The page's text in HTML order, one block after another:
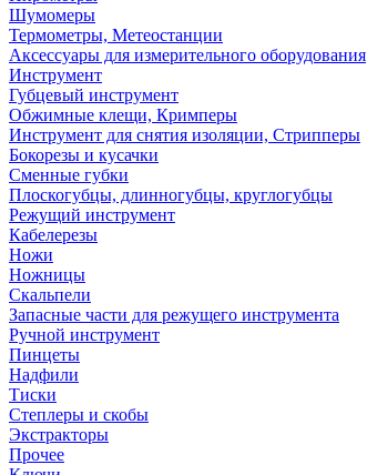
Шумомеры
Термометры, Метеостанции
Аксессуары для измерительного оборудования
Инструмент
Губцевый инструмент
Обжимные клещи, Кримперы
Инструмент для снятия изоляции, Стрипперы
Бокорезы и кусачки
Сменные губки
Плоскогубцы, длинногубцы, круглогубцы
Режущий инструмент
Кабелерезы
Ножи
Ножницы
Скальпели
Запасные части для режущего инструмента
Ручной инструмент
Пинцеты
Надфили
Тиски
Степлеры и скобы
Экстракторы
Прочее